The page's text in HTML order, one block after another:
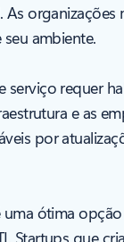
As organizações
ambiente.
serviço requer
e as
por
uma ótima